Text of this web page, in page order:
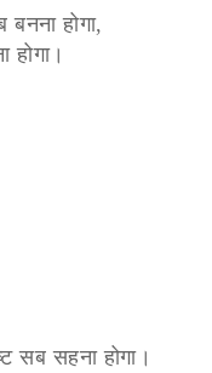
होगा,
होगा।
सब सहना होगा।